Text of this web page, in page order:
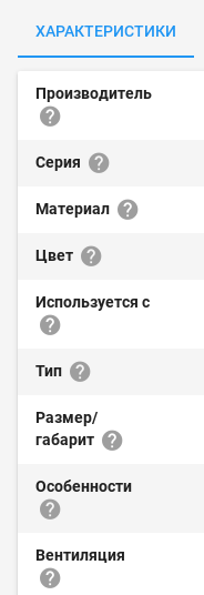
ХАРАКТЕРИСТИКИ
Производитель
Серия
Материал
Цвет
Используется с
Тип
Размер/
габарит
Особенности
Вентиляция